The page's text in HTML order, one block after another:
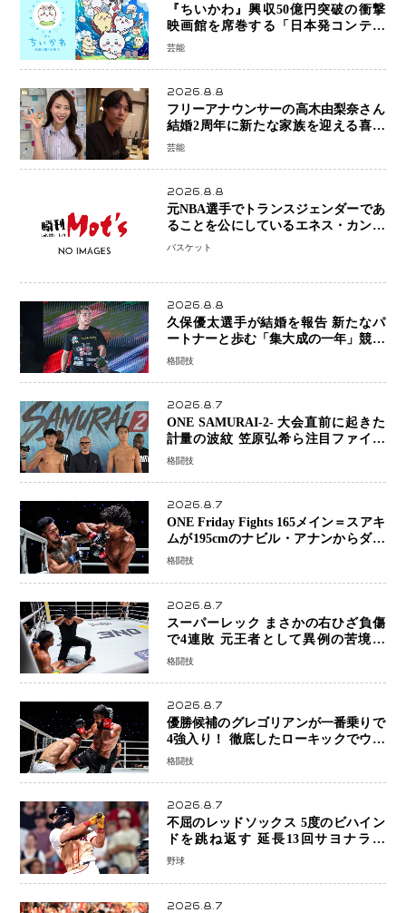
『ちいかわ』興収50億円突破の衝撃
映画館を席巻する「日本発コンテン
ツ」の強さ スパイダーマン、モアナ
芸能
2026.8.8
フリーアナウンサーの高木由梨奈さん
結婚2周年に新たな家族を迎える喜び
を報告 夫・岸田タツヤさんと連名
芸能
2026.8.8
元NBA選手でトランスジェンダーであ
ることを公にしているエネス・カンタ
ーがWNBAドラフト参戦を表明「参加
バスケット
2026.8.8
久保優太選手が結婚を報告 新たなパ
ートナーと歩む「集大成の一年」競技
生活を支える存在に感謝
格闘技
2026.8.7
ONE SAMURAI-2- 大会直前に起きた
計量の波紋 笠原弘希ら注目ファイタ
ーは契約体重で決戦へ、山本歩夢と平
格闘技
2026.8.7
ONE Friday Fights 165メイン＝スアキ
ムが195cmのナビル・アナンからダウ
ン奪取！猛反撃を耐え抜き判定勝利、
格闘技
2026.8.7
スーパーレック まさかの右ひざ負傷
で4連敗 元王者として異例の苦境…
「アクシデント」でも消えない危険信
格闘技
2026.8.7
優勝候補のグレゴリアンが一番乗りで
4強入り！ 徹底したローキックでウス
ビャンを攻略、判定勝利
格闘技
2026.8.7
不屈のレッドソックス 5度のビハイン
ドを跳ね返す 延長13回サヨナラ勝
ち 吉田正尚選手も2安打1打点で貢献 4
野球
2026.8.7